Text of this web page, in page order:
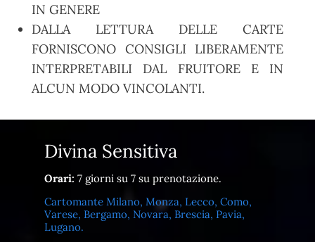
IN GENERE
DALLA LETTURA DELLE CARTE
FORNISCONO CONSIGLI LIBERAMENTE
INTERPRETABILI DAL FRUITORE E IN
ALCUN MODO VINCOLANTI.
Divina Sensitiva
Orari: 7 giorni su 7 su prenotazione.
Cartomante Milano, Monza, Lecco, Como,
Varese, Bergamo, Novara, Brescia, Pavia,
Lugano.